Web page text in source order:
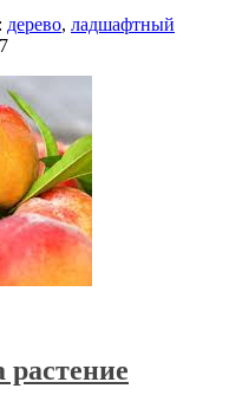
дерево, ладшафтный